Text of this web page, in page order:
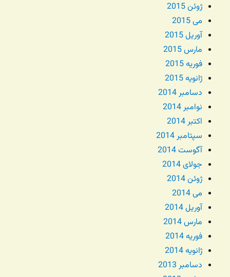
ژوئن 2015
می 2015
آوریل 2015
مارس 2015
فوریه 2015
ژانویه 2015
دسامبر 2014
نوامبر 2014
اکتبر 2014
سپتامبر 2014
آگوست 2014
جولای 2014
ژوئن 2014
می 2014
آوریل 2014
مارس 2014
فوریه 2014
ژانویه 2014
دسامبر 2013